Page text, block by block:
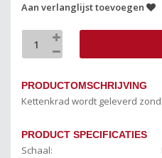
Aan verlanglijst toevoegen
PRODUCTOMSCHRIJVING
Kettenkrad wordt geleverd
PRODUCT SPECIFICATIES
Schaal: